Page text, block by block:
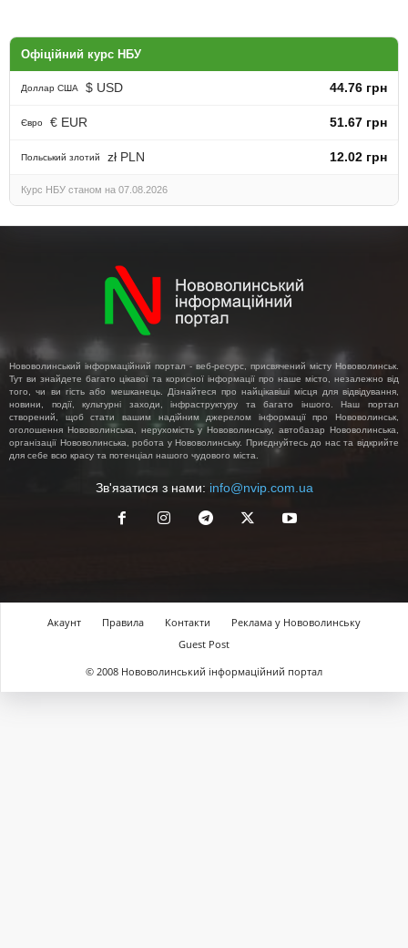
Офіційний курс НБУ
Доллар США $ USD 44.76 грн
Євро € EUR 51.67 грн
Польський злотий zł PLN 12.02 грн
Курс НБУ станом на 07.08.2026
Нововолинський інформаційний портал - веб-ресурс, присвячений місту Нововолинськ.
Тут ви знайдете багато цікавої та корисної інформації про наше місто, незалежно від
того, чи ви гість або мешканець. Дізнайтеся про найцікавіші місця для відвідування,
новини, події, культурні заходи, інфраструктуру та багато іншого. Наш портал
створений, щоб стати вашим надійним джерелом інформації про Нововолинськ,
оголошення Нововолинська, нерухомість у Нововолинську, автобазар Нововолинська,
організації Нововолинська, робота у Нововолинську. Приєднуйтесь до нас та відкрийте
для себе всю красу та потенціал нашого чудового міста.
Зв'язатися з нами: info@nvip.com.ua
Акаунт Правила Контакти
Реклама у Нововолинську
Guest Post
© 2008 Нововолинський інформаційний портал